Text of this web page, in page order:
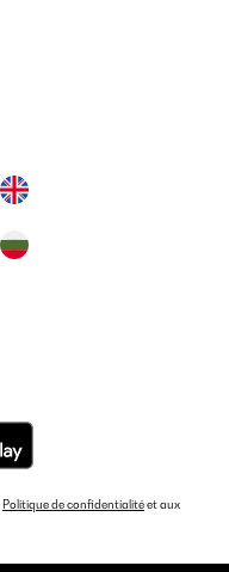
Politique de confidentialitéet aux